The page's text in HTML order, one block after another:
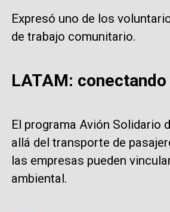
Expresó uno de los
de trabajo comunitario.
LATAM:
El programa Avión Solidario
allá del transporte de
las empresas pueden
ambiental.